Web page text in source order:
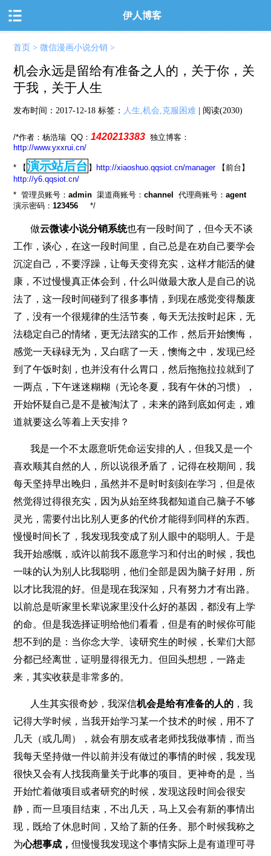
伊人博客
首页 >微信漫画小说分销 >
机会永远是留给有准备之人的，关于你，关
于我，关于人生
发布时间：2017-12-18 标签： 人生,机会,克服困难 | 阅读(2030)
/*作者：杨浩瑞 QQ：1420213383 独立博客：
http://www.yxxrui.cn/
* 【 演示站后台 】 http://xiaoshuo.qqsiot.cn/manager【前台】
http://y6.qqsiot.cn/
* 管理员账号：admin 渠道商账号：channel 代理商账号：agent
演示密码：123456*/
做云微读小说分销系统也有一段时间了，但今天不谈
工作，谈心，在这一段时间里，自己总是在劝自己要学会
沉淀自己，不要浮躁，让每天变得充实，这样才能活的健
康，不过慢慢真正体会到，什么叫做最大敌人是自己的说
法了，这一段时间碰到了很多事情，到现在感觉变得颓废
了，没有一个很规律的生活节奏，每天无法按时起床，无
法稳定自己的情绪，更无法踏实的工作，然后开始懊悔，
感觉一天碌碌无为，又白瞎了一天，懊悔之中，发现已经
到了午饭时刻，也并没有什么胃口，然后拖拖拉拉就到了
一两点，下午迷迷糊糊（无论冬夏，我有午休的习惯），
开始怀疑自己是不是被淘汰了，未来的路到底如何走，难
道就要这么等着上天安排？
我是一个不太愿意听凭命运安排的人，但我又是一个
喜欢顺其自然的人，所以说很矛盾了，记得在校期间，我
每天坚持早出晚归，虽然并不是时时刻刻在学习，但是依
然觉得过得很充实，因为从始至终我都知道自己脑子不够
灵光，需要付出比别人更多的代价才能得到同样的东西。
慢慢时间长了，我发现我变成了别人眼中的聪明人。于是
我开始感慨，或许以前我不愿意学习和付出的时候，我也
一味的认为别人比我聪明，他们全部是因为脑子好用，所
以才比我混的好。但是现在我深知，只有努力才有出路。
以前总是听家里长辈说家里没什么好的基因，都没有上学
的命。但是我选择证明给他们看看，但是有的时候你可能
想不到的是：当你念大学、读研究生的时候，长辈们大部
分都已经离世，证明显得很无力。但回头想想，一路走
来，其实收获是非常多的。
人生其实很奇妙，我深信机会是给有准备的人的 ，我
记得大学时候，当我开始学习某一个技术的时候，用不了
几天（或几周），就会有朋友或者老师找我做事情，而当
我每天坚持做一件以前并没有做过的事情的时候，我发现
很快又会有人找我商量关于此事的项目。更神奇的是，当
开始忙着做项目或者研究的时候，发现这段时间会很安
静，而一旦项目结束，不出几天，马上又会有新的事情出
现，既给了休息时间，又给了新的任务。那个时候我称之
为心想事成，但慢慢我发现这个事情实际上是有道理可寻